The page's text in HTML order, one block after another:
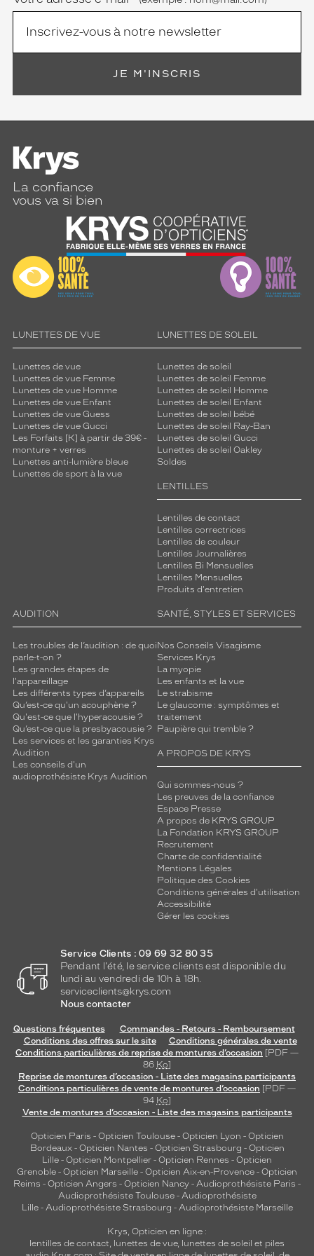
JE M'INSCRIS
La confiance
vous va si bien
LUNETTES DE VUE
Lunettes de vue
Lunettes de vue Femme
Lunettes de vue Homme
Lunettes de vue Enfant
Lunettes de vue Guess
Lunettes de vue Gucci
Les Forfaits [K] à partir de 39€ -
monture + verres
Lunettes anti-lumière bleue
Lunettes de sport à la vue
LUNETTES DE SOLEIL
Lunettes de soleil
Lunettes de soleil Femme
Lunettes de soleil Homme
Lunettes de soleil Enfant
Lunettes de soleil bébé
Lunettes de soleil Ray-Ban
Lunettes de soleil Gucci
Lunettes de soleil Oakley
Soldes
LENTILLES
Lentilles de contact
Lentilles correctrices
Lentilles de couleur
Lentilles Journalières
Lentilles Bi Mensuelles
Lentilles Mensuelles
Produits d'entretien
AUDITION
Les troubles de l’audition : de quoi
parle-t-on ?
Les grandes étapes de
l'appareillage
Les différents types d’appareils
Qu’est-ce qu'un acouphène ?
Qu'est-ce que l'hyperacousie ?
Qu’est-ce que la presbyacousie ?
Les services et les garanties Krys
Audition
Les conseils d'un
audioprothésiste Krys Audition
SANTÉ, STYLES ET SERVICES
Nos Conseils Visagisme
Services Krys
La myopie
Les enfants et la vue
Le strabisme
Le glaucome : symptômes et
traitement
Paupière qui tremble ?
A PROPOS DE KRYS
Qui sommes-nous ?
Les preuves de la confiance
Espace Presse
A propos de KRYS GROUP
La Fondation KRYS GROUP
Recrutement
Charte de confidentialité
Mentions Légales
Politique des Cookies
Conditions générales d'utilisation
Accessibilité
Gérer les cookies
Service Clients : 09 69 32 80 35
Pendant l'été, le service clients est disponible du
lundi au vendredi de 10h à 18h.
serviceclients@krys.com
Nous contacter
Questions fréquentes
Commandes - Retours - Remboursement
Conditions des offres sur le site
Conditions générales de vente
Conditions particulières de reprise de montures d’occasion [PDF —
86 Ko]
Reprise de montures d’occasion - Liste des magasins participants
Conditions particulières de vente de montures d’occasion [PDF —
94 Ko]
Vente de montures d’occasion - Liste des magasins participants
Opticien Paris - Opticien Toulouse- Opticien Lyon - Opticien
Bordeaux- Opticien Nantes - Opticien Strasbourg - Opticien
Lille - Opticien Montpellier - Opticien Rennes - Opticien
Grenoble - Opticien Marseille - Opticien Aix-en-Provence - Opticien
Reims - Opticien Angers - Opticien Nancy - Audioprothésiste Paris -
Audioprothésiste Toulouse- Audioprothésiste
Lille- Audioprothésiste Strasbourg - Audioprothésiste Marseille
Krys, Opticien en ligne :
lentilles de contact lunettes de vue, lunettes de soleil et piles